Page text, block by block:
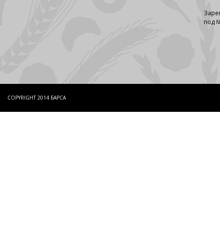
под
COPYRIGHT 2014 БАРСА